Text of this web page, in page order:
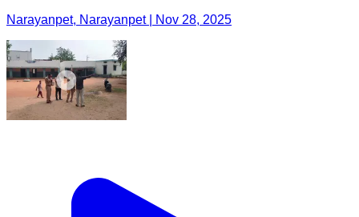
Narayanpet, Narayanpet | Nov 28, 2025